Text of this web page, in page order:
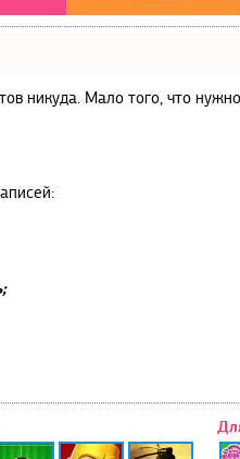
никуда. Мало того, что